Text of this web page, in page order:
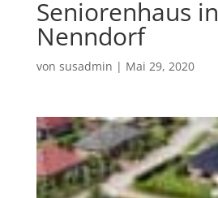
Seniorenhaus in
Nenndorf
von susadmin | Mai 29, 2020